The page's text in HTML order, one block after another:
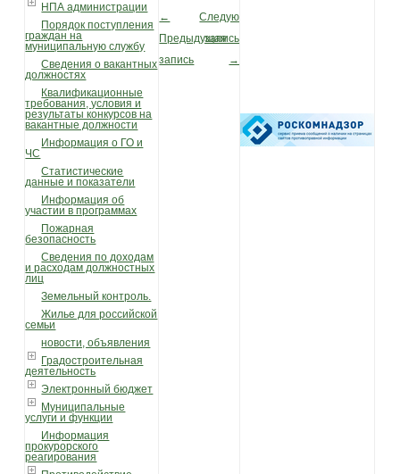
НПА администрации
Порядок поступления
граждан на
муниципальную службу
Сведения о вакантных
должностях
Квалификационные
требования, условия и
результаты конкурсов на
вакантные должности
Информация о ГО и
ЧС
Статистические
данные и показатели
Информация об
участии в программах
Пожарная
безопасность
Сведения по доходам
и расходам должностных
лиц
Земельный контроль.
Жилье для российской
семьи
новости, объявления
Градостроительная
деятельность
Электронный бюджет
Муниципальные
услуги и функции
Информация
прокурорского
реагирования
Post navigation
←
Предыдущая
запись
Следующая
запись
→